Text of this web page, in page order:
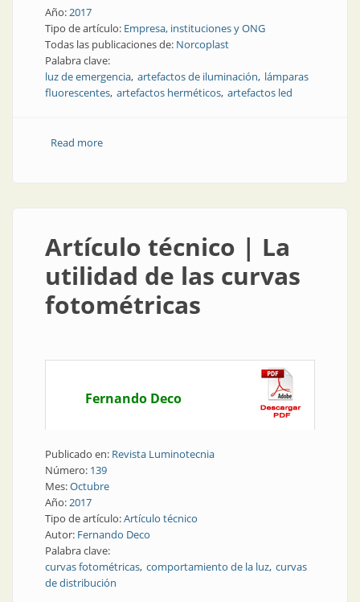
Año:2017
Tipo de artículo: Empresa, instituciones y ONG
Todas las publicaciones de: Norcoplast
Palabra clave:
luz de emergencia artefactos de iluminación lámparas
fluorescentes artefactos herméticos artefactos led
Read moreabout Empresa | 35 años de productos con calidad
Artículo técnico | La
utilidad de las curvas
fotométricas
Fernando Deco
Publicado en: Revista Luminotecnia
Número: 139
Mes:Octubre
Año:2017
Tipo de artículo:Artículo técnico
Autor: Fernando Deco
Palabra clave:
curvas fotométricas comportamiento de la luz curvas
de distribución